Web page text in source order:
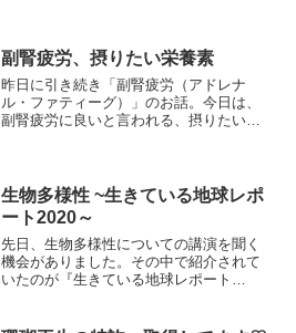
どんな子、どんなママがい...
副腎疲労、摂りたい栄養素
昨日に引き続き「副腎疲労（アドレナ
ル・ファティーグ）」のお話。今日は、
副腎疲労に良いと言われる、摂りたい栄
に炎症が起きます。」と...
生物多様性 ~生きている地球レポ
ート2020～
先日、生物多様性についての講演を聞く
機会がありました。その中で紹介されて
いたのが『生きている地球レポート